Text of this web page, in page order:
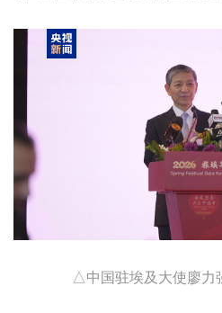
△中国驻埃及大使廖力